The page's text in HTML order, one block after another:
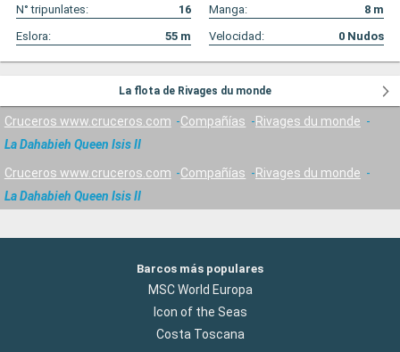
N° tripunlates:
16 Manga: 8 m
Eslora:
55 m Velocidad: 0 Nudos
La flota de Rivages du monde
Cruceros www.cruceros.com Compañías
Rivages du monde
La Dahabieh Queen Isis II
Cruceros www.cruceros.com Compañías
Rivages du monde
La Dahabieh Queen Isis II
Barcos más populares
MSC World Europa
Icon of the Seas
Costa Toscana